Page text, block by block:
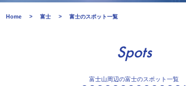
Home 富士 富士のスポット一覧
Spots
富士山周辺の富士のスポット一覧